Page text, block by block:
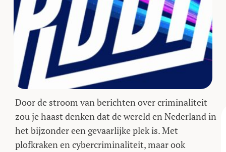
Door de stroom van berichten over criminaliteit
zou je haast denken dat de wereld en Nederland in
het bijzonder een gevaarlijke plek is. Met
plofkraken en cybercriminaliteit, maar ook